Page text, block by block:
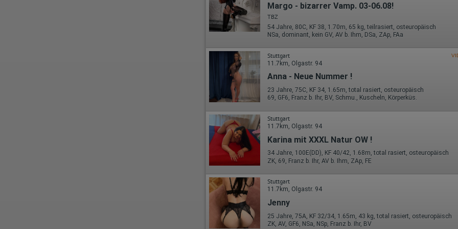
oder hat er sie komplett verlassen?
Wie lange blieb der Besucher?
Ort der Verarbeitung:
Europäische Union & USA
Hotjar
Wir nutzen Hotjar als Webanalysedient. Es wird verwendet, um Daten
über das Benutzerverhalten zu sammeln. Hotjar kann auch im Rahmen
von Umfragen und Feedbackfunktionen, die auf unserer Website
eingebunden sind, von Ihnen bereitgestellte Informationen verarbeiten.
Herausgeber:
Hotjar Limited, Malta
Erhobene Daten:
Datum und Uhrzeit des Besuchs
Gerätetyp
Geografischer Standort
IP-Adresse
Mausbewegungen
Besuchte Seiten
Referrer URL
Bildschirmauflösung
Eindeutige Gerätekennung
Sprachinformationen
Margo - bizarrer Vamp. 03-06.08!
TBZ
54 Jahre, 80C, KF 38, 1.70m, 65 kg, teilrasiert, osteuropäisch
NSa, dominant, kein GV, AV b. Ihm, DSa, ZAp, FAa
Stuttgart
11.7km, Olgastr. 94
Anna - Neue Nummer !
23 Jahre, 75C, KF 34, 1.65m, total rasiert, osteuropäisch
69, GF6, Franz b. Ihr, BV, Schmu., Kuscheln, Körperküs.
Stuttgart
11.7km, Olgastr. 94
Karina mit XXXL Natur OW !
34 Jahre, 100E(DD), KF 40/42, 1.68m, total rasiert, osteuropäisch
ZK, 69, Franz b. Ihr, AV b. Ihm, ZAp, FE
Stuttgart
11.7km, Olgastr. 94
Jenny
25 Jahre, 75A, KF 32/34, 1.65m, 43 kg, total rasiert, osteuropäisch
ZK, AV, GF6, NSa, NSp, Franz b. Ihr, BV